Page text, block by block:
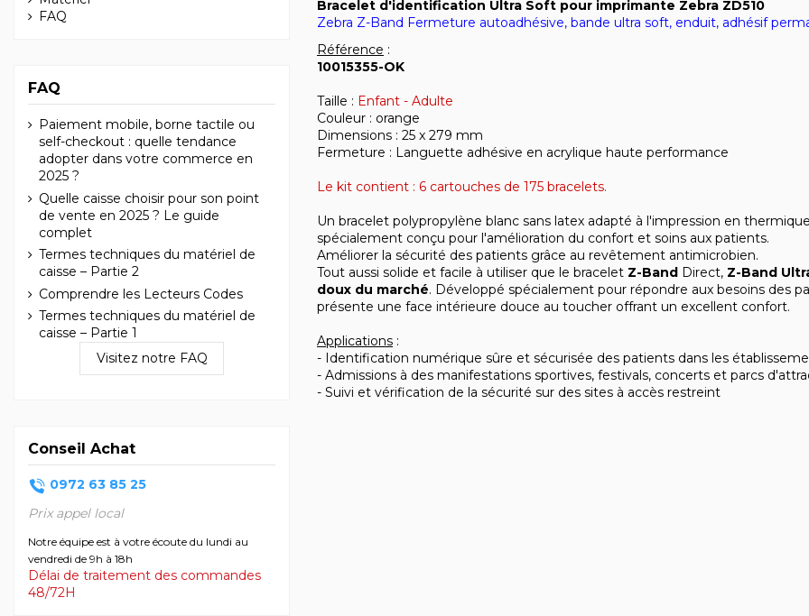
Bracelet d'identification Ultra Soft pour imprimante Zebra ZD510
Zebra Z-Band Fermeture autoadhésive, bande ultra soft, enduit, adhésif
Référence :
10015355-OK
Taille : Enfant - Adulte
Couleur : orange
Dimensions : 25 x 279 mm
Fermeture : Languette adhésive en acrylique haute performance
Le kit contient : 6 cartouches de 175 bracelets.
Un bracelet polypropylène blanc sans latex adapté à l'impression en
spécialement conçu pour l'amélioration du confort et soins aux patients.
Améliorer la sécurité des patients grâce au revêtement antimicrobien.
Tout aussi solide et facile à utiliser que le bracelet Z-Band Direct, Z-Band
doux du marché. Développé spécialement pour répondre aux besoins des
présente une face intérieure douce au toucher offrant un excellent confort.
Applications :
- Identification numérique sûre et sécurisée des patients dans les
- Admissions à des manifestations sportives, festivals, concerts et parcs
- Suivi et vérification de la sécurité sur des sites à accès restreint
FAQ
FAQ
Paiement mobile, borne tactile ou
self-checkout : quelle tendance
adopter dans votre commerce en
2025 ?
Quelle caisse choisir pour son point
de vente en 2025 ? Le guide
complet
Termes techniques du matériel de
caisse – Partie 2
Comprendre les Lecteurs Codes
Termes techniques du matériel de
caisse – Partie 1
Visitez notre FAQ
Conseil Achat
0972 63 85 25
Prix appel local
Notre équipe est à votre écoute du lundi au
vendredi de 9h à 18h
Délai de traitement des commandes
48/72H